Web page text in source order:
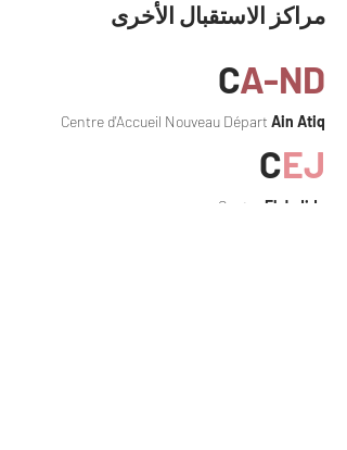
مراكز الاستقبال الأخرى
CA-ND
Centre d'Accueil Nouveau Départ Ain Atiq
CEJ
Centre El Jadida